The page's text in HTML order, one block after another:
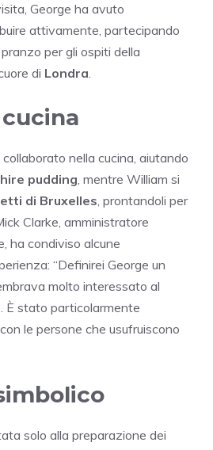
George ha avuto
attivamente, partecipando
per gli ospiti della
di Londra.
nella cucina, aiutando
pudding, mentre William si
di Bruxelles, prontandoli per
Clarke, amministratore
ha condiviso alcune
“Definirei George un
molto interessato al
È stato particolarmente
le persone che usufruiscono
solo alla preparazione dei